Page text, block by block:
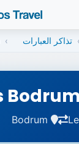
تذاكر العبارات